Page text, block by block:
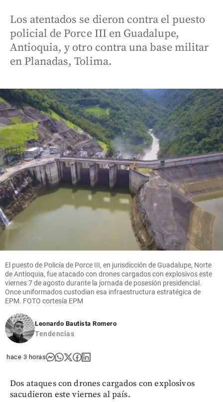
Los atentados se dieron contra el puesto
policial de Porce III en Guadalupe,
Antioquia, y otro contra una base militar
en Planadas, Tolima.
El puesto de Policía de Porce III, en jurisdicción de Guadalupe, Norte
de Antioquia, fue atacado con drones cargados con explosivos este
viernes 7 de agosto durante la jornada de posesión presidencial.
Once uniformados custodian esa infraestructura estratégica de
EPM. FOTO cortesía EPM
Leonardo Bautista Romero
Tendencias
hace 3 horas
Dos ataques con drones cargados con explosivos
sacudieron este viernes al país.